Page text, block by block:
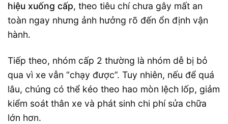
hiệu xuống cấp, theo tiêu chí chưa gây mất an
toàn ngay nhưng ảnh hưởng rõ đến ổn định vận
hành.
Tiếp theo, nhóm cấp 2 thường là nhóm dễ bị bỏ
qua vì xe vẫn “chạy được”. Tuy nhiên, nếu để quá
lâu, chúng có thể kéo theo hao mòn lệch lốp, giảm
kiểm soát thân xe và phát sinh chi phí sửa chữa
lớn hơn.